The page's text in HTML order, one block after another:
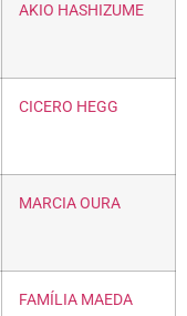
AKIO HASHIZUME
CICERO HEGG
MARCIA OURA
FAMÍLIA MAEDA